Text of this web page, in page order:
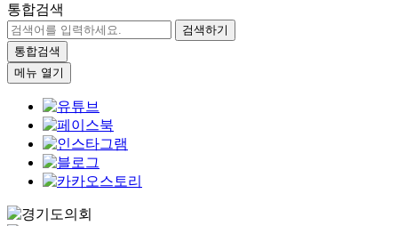
통합검색
검색하기
통합검색
메뉴 열기